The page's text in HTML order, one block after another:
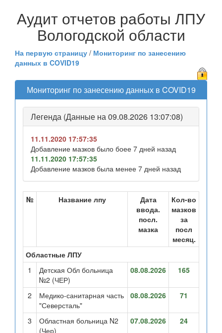
Аудит отчетов работы ЛПУ
Вологодской области
На первую страницу / Мониторинг по занесению
данных в COVID19
Мониторинг по занесению данных в COVID19
Легенда (Данные на 09.08.2026 13:07:08)
11.11.2020 17:57:35
Добавление мазков было боее 7 дней назад
11.11.2020 17:57:35
Добавление мазков была менее 7 дней назад
№ Название лпу
Дата
ввода.
посл.
мазка
Кол-во
мазков
за
посл
месяц.
Областные ЛПУ
1
Детская Обл больница
№2 (ЧЕР)
08.08.2026 165
2
Медико-санитарная часть
"Северсталь"
08.08.2026 71
3
Областная больница N2
(Чер)
07.08.2026 24